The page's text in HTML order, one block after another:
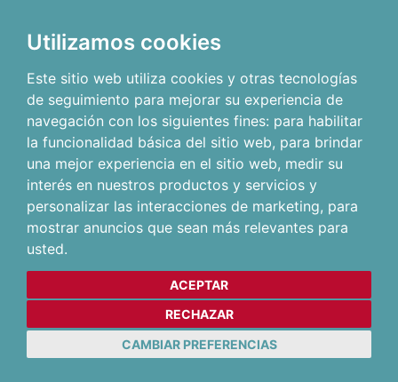
Utilizamos cookies
Este sitio web utiliza cookies y otras tecnologías
de seguimiento para mejorar su experiencia de
navegación con los siguientes fines: para habilitar
la funcionalidad básica del sitio web, para brindar
una mejor experiencia en el sitio web, medir su
interés en nuestros productos y servicios y
personalizar las interacciones de marketing, para
mostrar anuncios que sean más relevantes para
usted.
ACEPTAR
RECHAZAR
CAMBIAR PREFERENCIAS